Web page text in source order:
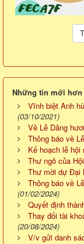
Những tin mới hơn
Vĩnh biệt Anh
(03/10/2021)
Về Lễ Dâng
Thông báo về
Kế hoạch lễ
Thư ngỏ của
Thư mời dự Đại
Thông báo về
(01/02/2024)
Quyết định
Thay đổi tài
(20/08/2024)
V/v gửi danh